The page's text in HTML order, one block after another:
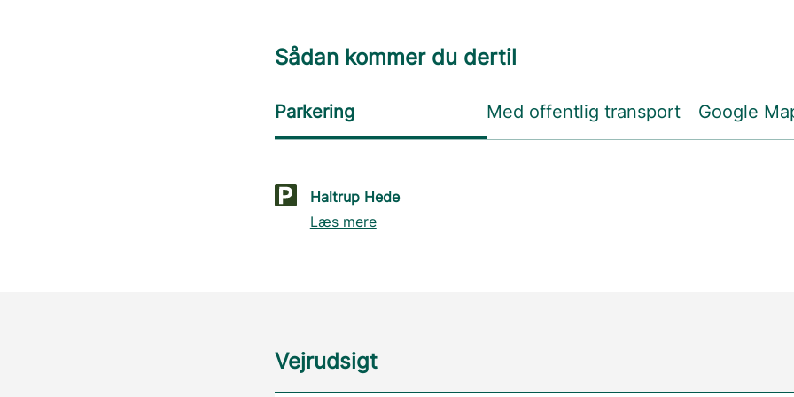
Sådan kommer du dertil
Parkering Med offentlig transport Google
Haltrup Hede
Læs mere
Vejrudsigt